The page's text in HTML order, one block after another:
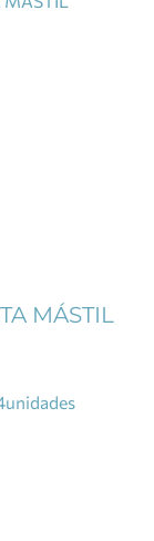
MÁSTIL